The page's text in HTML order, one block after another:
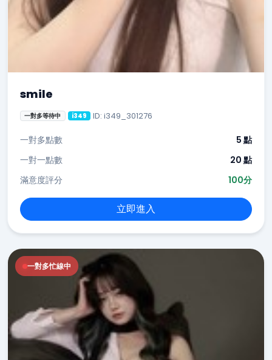
smile
一對多等待中 i349 ID: i349_301276
一對多點數
5 點
一對一點數
20 點
滿意度評分
100分
立即進入
一對多忙線中